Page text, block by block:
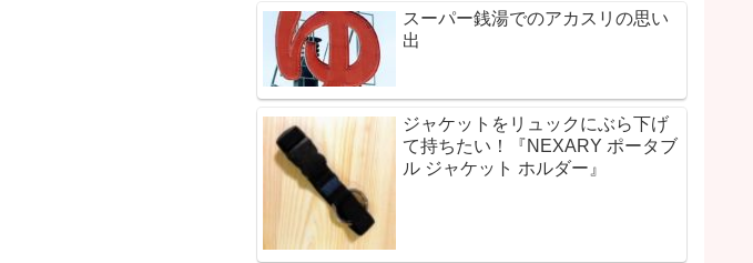
スーパー銭湯でのアカスリの思い
出
ジャケットをリュックにぶら下げ
て持ちたい！『NEXARY ポータブ
ル ジャケット ホルダー』